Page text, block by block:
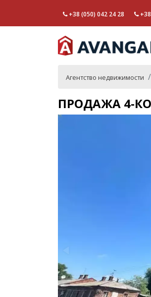
+38 (050) 042 24 28
Агентство недвижимости
ПРОДАЖА 4-